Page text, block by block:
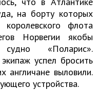
на борту которых
королевского флота
Норвегии якобы
«Поларис».
успел бросить
англичане выловили.
устройства.